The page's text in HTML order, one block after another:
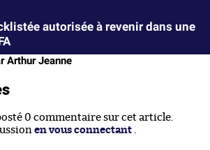
autorisée à revenir dans une
Arthur Jeanne
0 commentaire sur cet article.
en vous connectant .